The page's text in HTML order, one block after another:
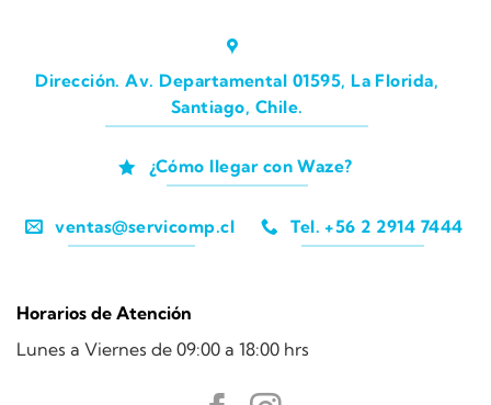
Dirección. Av. Departamental 01595, La Florida,
Santiago, Chile.
¿Cómo llegar con Waze?
ventas@servicomp.cl Tel. +56 2 2914 7444
Horarios de Atención
Lunes a Viernes de 09:00 a 18:00 hrs